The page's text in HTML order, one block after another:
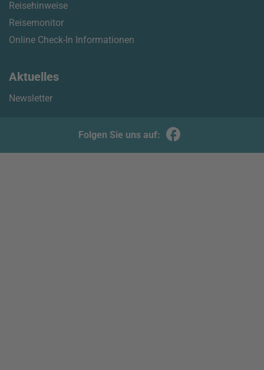
Reisehinweise
Reisemonitor
Online Check-In Informationen
Aktuelles
Newsletter
Folgen Sie uns auf: